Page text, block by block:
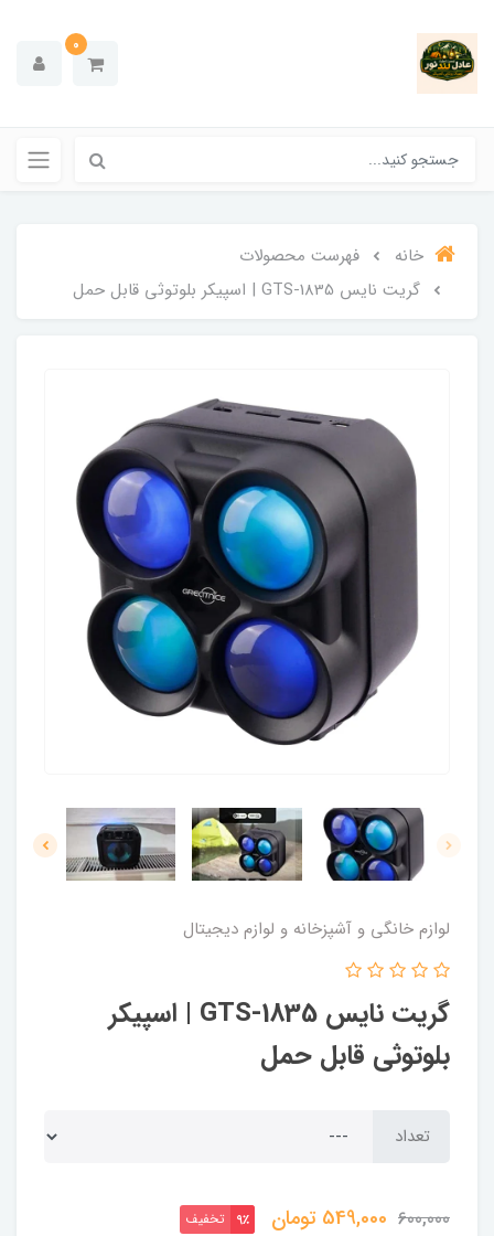
0
خانه
فهرست محصولات
گریت نایس GTS-1835 | اسپیکر بلوتوثی قابل حمل
لوازم خانگی و آشپزخانه و لوازم دیجیتال
گریت نایس GTS-1835 | اسپیکر
بلوتوثی قابل حمل
تعداد
600,000
549,000 تومان 9٪ تخفیف